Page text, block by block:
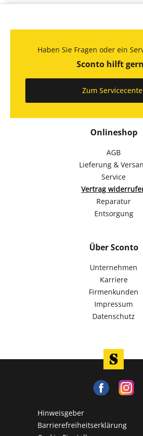
Onlineshop
AGB
Lieferung &
Service
Vertrag
Reparatur
Entsorgung
Über Sconto
Unternehmen
Karriere
Firmenkunden
Impressum
Datenschutz
Haben Sie Fragen oder ein
Sconto hilft
Zum
Hinweisgeber
Barrierefreiheitserklärung